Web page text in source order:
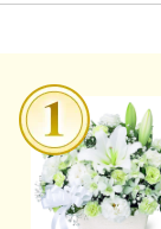
2026.07.07
【新ブランド
っと自由に、も
2026.06.15
【ひまわり特集
男性・女性を問
2026.06.15
【夏の花贈り
いに◆暑い夏で